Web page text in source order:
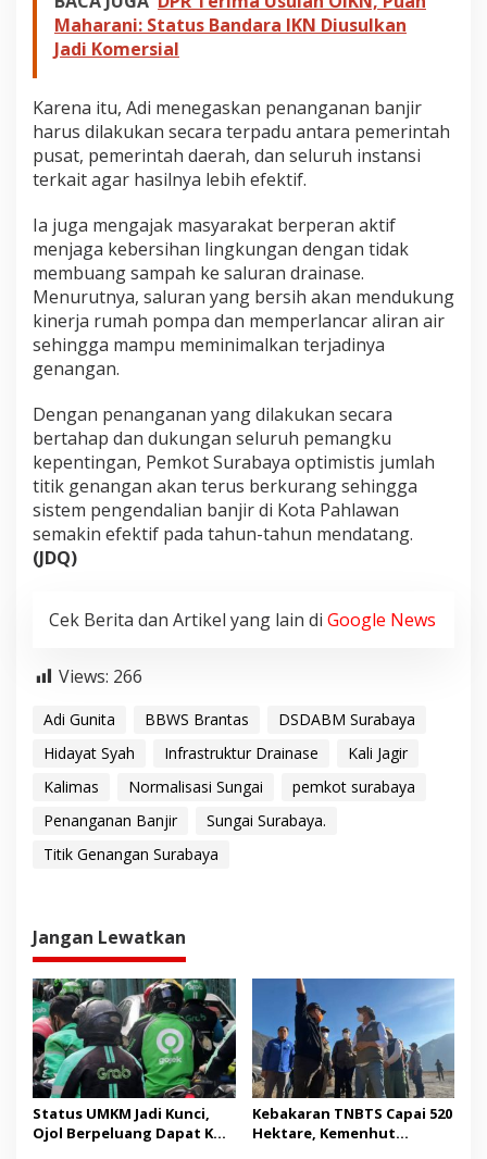
Maharani: Status Bandara IKN Diusulkan
Jadi Komersial
Karena itu, Adi menegaskan penanganan banjir
harus dilakukan secara terpadu antara pemerintah
pusat, pemerintah daerah, dan seluruh instansi
terkait agar hasilnya lebih efektif.
Ia juga mengajak masyarakat berperan aktif
menjaga kebersihan lingkungan dengan tidak
membuang sampah ke saluran drainase.
Menurutnya, saluran yang bersih akan mendukung
kinerja rumah pompa dan memperlancar aliran air
sehingga mampu meminimalkan terjadinya
genangan.
Dengan penanganan yang dilakukan secara
bertahap dan dukungan seluruh pemangku
kepentingan, Pemkot Surabaya optimistis jumlah
titik genangan akan terus berkurang sehingga
sistem pengendalian banjir di Kota Pahlawan
semakin efektif pada tahun-tahun mendatang.
(JDQ)
Cek Berita dan Artikel yang lain di Google News
Views: 266
Adi Gunita BBWS Brantas
DSDABM Surabaya
Hidayat Syah
Infrastruktur Drainase
Kali Jagir
Kalimas
Normalisasi Sungai
pemkot surabaya
Penanganan Banjir
Sungai Surabaya.
Titik Genangan Surabaya
Jangan Lewatkan
Status UMKM Jadi Kunci,
Ojol Berpeluang Dapat KUR
Kebakaran TNBTS Capai 520
Hektare, Kemenhut